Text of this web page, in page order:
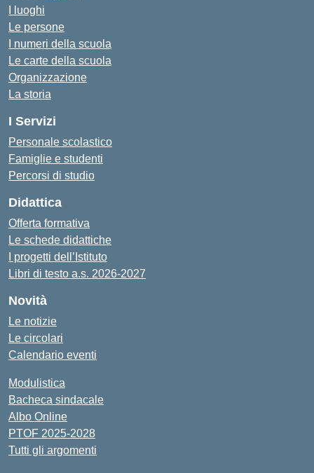
I luoghi
Le persone
I numeri della scuola
Le carte della scuola
Organizzazione
La storia
I Servizi
Personale scolastico
Famiglie e studenti
Percorsi di studio
Didattica
Offerta formativa
Le schede didattiche
I progetti dell’Istituto
Libri di testo a.s. 2026-2027
Novità
Le notizie
Le circolari
Calendario eventi
Modulistica
Bacheca sindacale
Albo Online
PTOF 2025-2028
Tutti gli argomenti